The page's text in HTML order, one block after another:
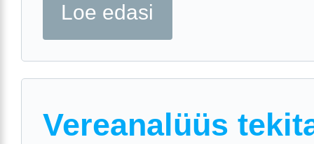
Loe edasi
Vereanalüüs